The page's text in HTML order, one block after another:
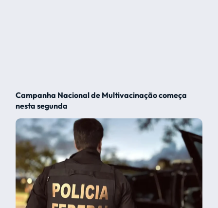
Campanha Nacional de Multivacinação começa
nesta segunda